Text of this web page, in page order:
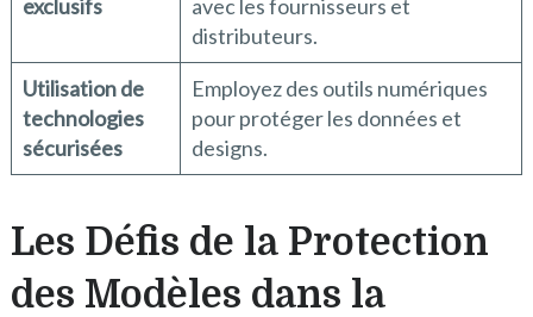
exclusifs
avec les fournisseurs et
distributeurs.
Utilisation de
technologies
sécurisées
Employez des outils numériques
pour protéger les données et
designs.
Les Défis de la Protection
des Modèles dans la